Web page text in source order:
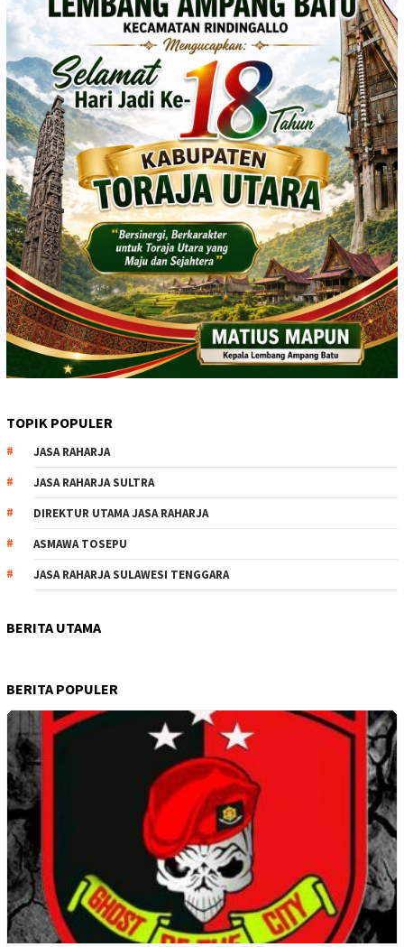
TOPIK POPULER
JASA RAHARJA
JASA RAHARJA SULTRA
DIREKTUR UTAMA JASA RAHARJA
ASMAWA TOSEPU
JASA RAHARJA SULAWESI TENGGARA
BERITA UTAMA
BERITA POPULER